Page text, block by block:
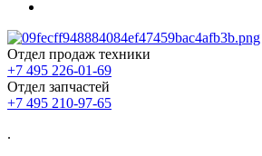
Отдел продаж техники
+7 495 226-01-69
Отдел запчастей
+7 495 210-97-65
.